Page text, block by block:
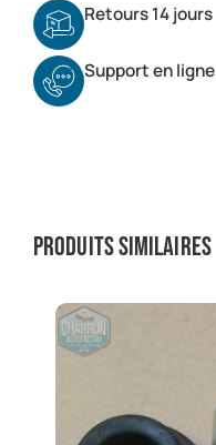
Retours 14 jours
Support en ligne
Produits similaires